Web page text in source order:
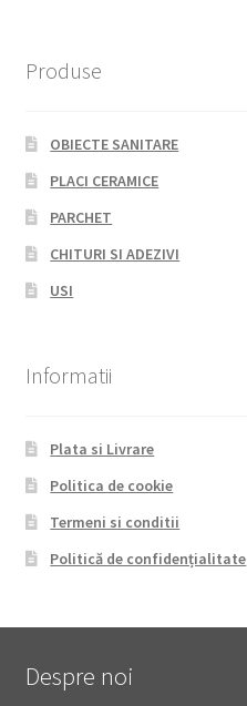
Produse
OBIECTE SANITARE
PLACI CERAMICE
PARCHET
CHITURI SI ADEZIVI
USI
Informatii
Plata si Livrare
Politica de cookie
Termeni si conditii
Politică de confidențialitate
Despre noi